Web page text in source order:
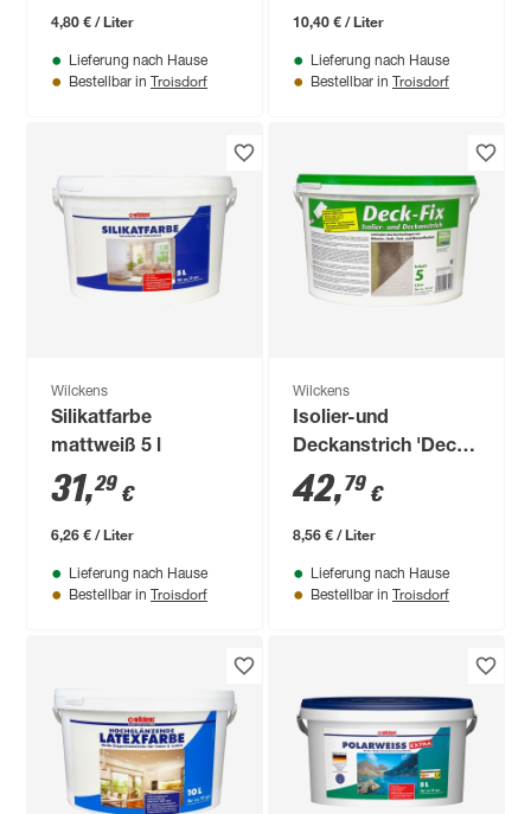
4,80 € / Liter
Lieferung nach Hause
Bestellbar in Troisdorf
10,40 € / Liter
Lieferung nach Hause
Bestellbar in Troisdorf
Wilckens
Silikatfarbe
mattweiß 5 l
31,29 €
6,26 € / Liter
Lieferung nach Hause
Bestellbar in Troisdorf
Wilckens
Isolier-und
Deckanstrich 'Deck-
Fix' weiß 5 l
42,79 €
8,56 € / Liter
Lieferung nach Hause
Bestellbar in Troisdorf